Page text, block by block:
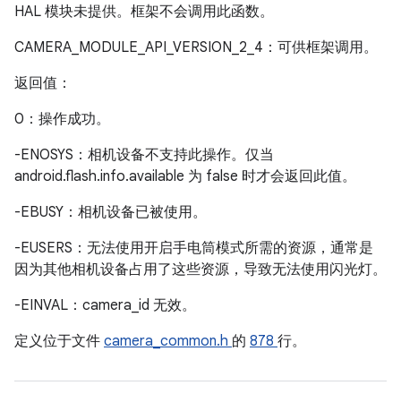
HAL 模块未提供。框架不会调用此函数。
CAMERA_MODULE_API_VERSION_2_4：可供框架调用。
返回值：
0：操作成功。
-ENOSYS：相机设备不支持此操作。仅当
android.flash.info.available 为 false 时才会返回此值。
-EBUSY：相机设备已被使用。
-EUSERS：无法使用开启手电筒模式所需的资源，通常是
因为其他相机设备占用了这些资源，导致无法使用闪光灯。
-EINVAL：camera_id 无效。
定义位于文件 camera_common.h 的 878 行。